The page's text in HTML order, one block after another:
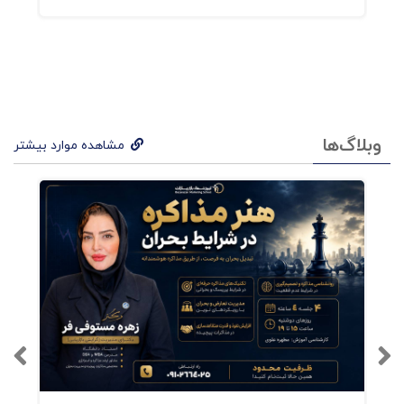
است. او که بنیان‌گذار گروه TMBA، رئیس انجمن
علمی بازاریابی ایران و مولف بیش از ۶۰ اثر تخصصی
است، مفاهیم پیچیده‌ی مدیریت در شرایط بحران را
با ساده‌گویی و ساده‌سازیِ مختصِ خود، بومی‌سازی
کرده است. نگاه او در این کتاب، پیوند زدن دانش
روز مدیریت با عمل و خلق راه‌حل‌های بومی برای
اکوسیستم کسب‌وکار ایران است. ۵. اهمیت و
مخاطبان کتاب خواندن این اثر تجربه‌محور و
وبلاگ‌ها مشاهده موارد بیشتر